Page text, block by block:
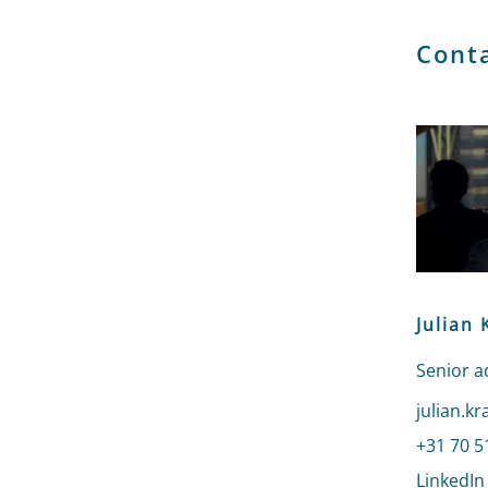
Julian
Senior
Stuur
Bel naar
+31 70
LinkedIn